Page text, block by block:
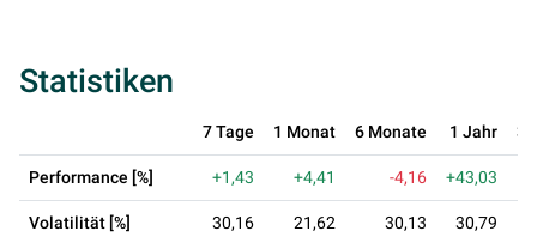
Statistiken
7 Tage 1 Monat 6 Monate 1 Jahr 3
Performance [%] +1,43 +4,41 -4,16 +43,03
Volatilität [%] 30,16 21,62 30,13 30,79